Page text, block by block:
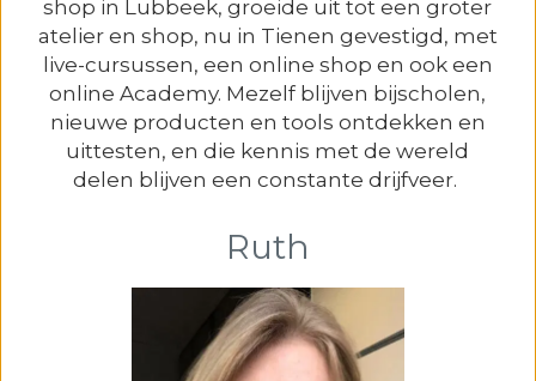
shop in Lubbeek, groeide uit tot een groter
atelier en shop, nu in Tienen gevestigd, met
live-cursussen, een online shop en ook een
online Academy. Mezelf blijven bijscholen,
nieuwe producten en tools ontdekken en
uittesten, en die kennis met de wereld
delen blijven een constante drijfveer.
Ruth